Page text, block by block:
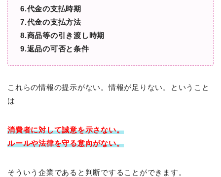
6.代金の支払時期
7.代金の支払方法
8.商品等の引き渡し時期
9.返品の可否と条件
これらの情報の提示がない。情報が足りない。ということ
は
消費者に対して誠意を示さない。
ルールや法律を守る意向がない。
そういう企業であると判断ですることができます。